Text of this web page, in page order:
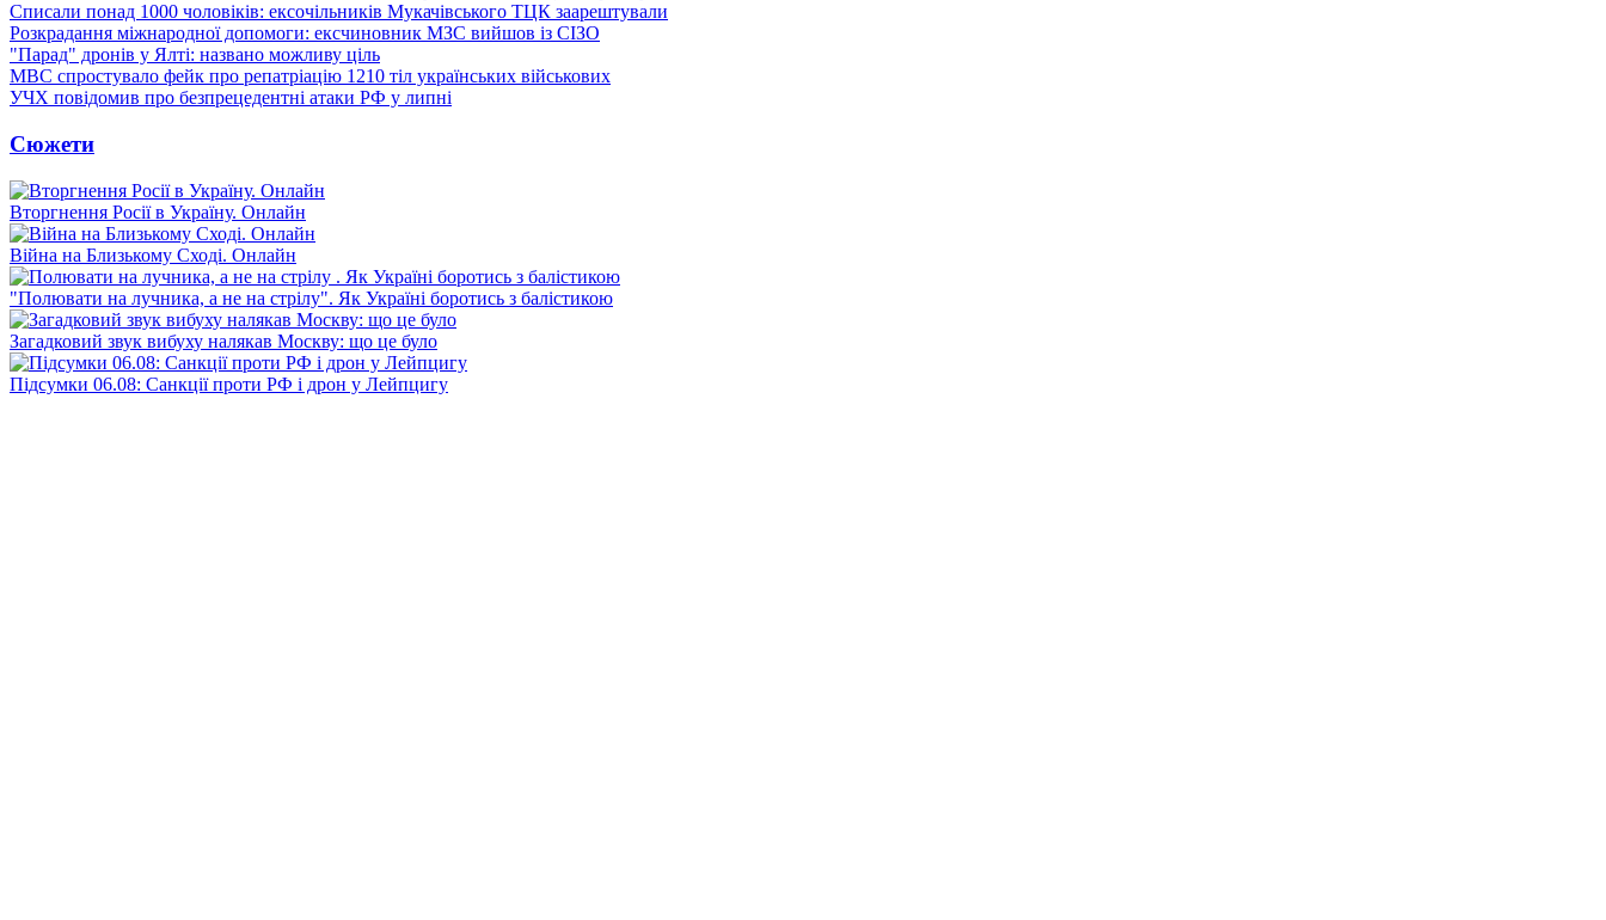
Списали понад 1000 чоловіків: ексочільників Мукачівського ТЦК заарештували
Розкрадання міжнародної допомоги: ексчиновник МЗС вийшов із СІЗО
"Парад" дронів у Ялті: названо можливу ціль
МВС спростувало фейк про репатріацію 1210 тіл українських військових
УЧХ повідомив про безпрецедентні атаки РФ у липні
Сюжети
Вторгнення Росії в Україну. Онлайн
Війна на Близькому Сході. Онлайн
"Полювати на лучника, а не на стрілу". Як Україні боротись з балістикою
Загадковий звук вибуху налякав Москву: що це було
Підсумки 06.08: Санкції проти РФ і дрон у Лейпцигу